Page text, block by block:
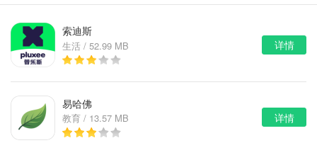
索迪斯
生活 / 52.99 MB 详情
易哈佛
教育 / 13.57 MB 详情